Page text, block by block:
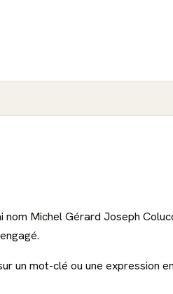
nom Michel Gérard Joseph
un mot-clé ou une expression